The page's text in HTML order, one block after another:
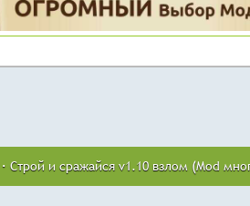
Строй и сражайся v1.10 взлом (Mod